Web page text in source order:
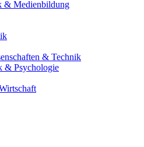
& Medienbildung
& Technik
& Psychologie